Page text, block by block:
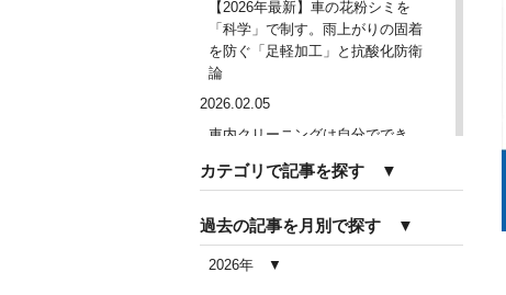
【2026年最新】車の花粉シミを
「科学」で制す。雨上がりの固着
を防ぐ「足軽加工」と抗酸化防衛
論
2026.02.05
車内クリーニングは自分ででき
界を徹底解説
車内クリーニングで失敗する人の
共通点｜やってはいけない5つの判
カテゴリで記事を探す ▼
過去の記事を月別で探す ▼
2026年